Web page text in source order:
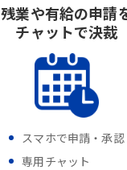
残業や有給の申請
チャットで決裁
スマホで申請・承認
専用チャット